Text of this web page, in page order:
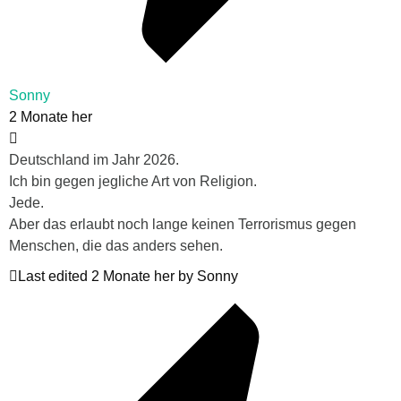
Sonny
2 Monate her
Deutschland im Jahr 2026.
Ich bin gegen jegliche Art von Religion.
Jede.
Aber das erlaubt noch lange keinen Terrorismus gegen
Menschen, die das anders sehen.
Last edited 2 Monate her by Sonny